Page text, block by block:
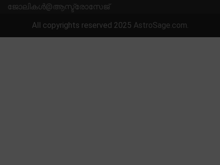
ജോലികൾ@ആസ്ട്രോസേജ്
All copyrights reserved 2025 AstroSage.com.